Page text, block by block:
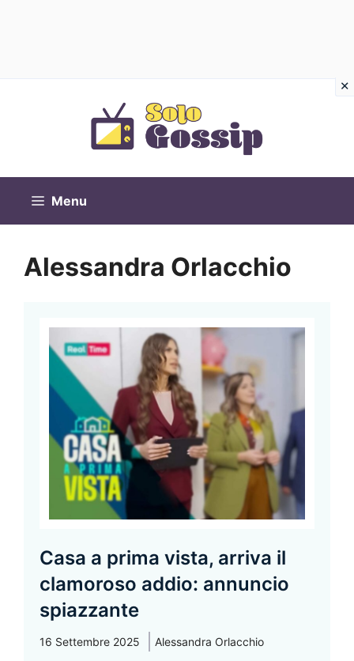
Menu
Alessandra Orlacchio
Casa a prima vista, arriva il
clamoroso addio: annuncio
spiazzante
16 Settembre 2025 Alessandra Orlacchio